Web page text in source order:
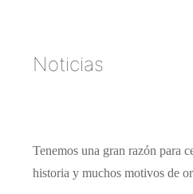
Noticias
Tenemos una gran razón para
historia y muchos motivos de